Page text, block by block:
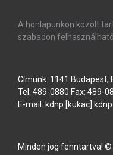
A honlapunkon közölt
szabadon
Címünk: 1141 Budapest,
Tel: 489-0880 Fax: 489-
E-mail: kdnp [kukac] kdnp
Minden jog fenntartva! ©